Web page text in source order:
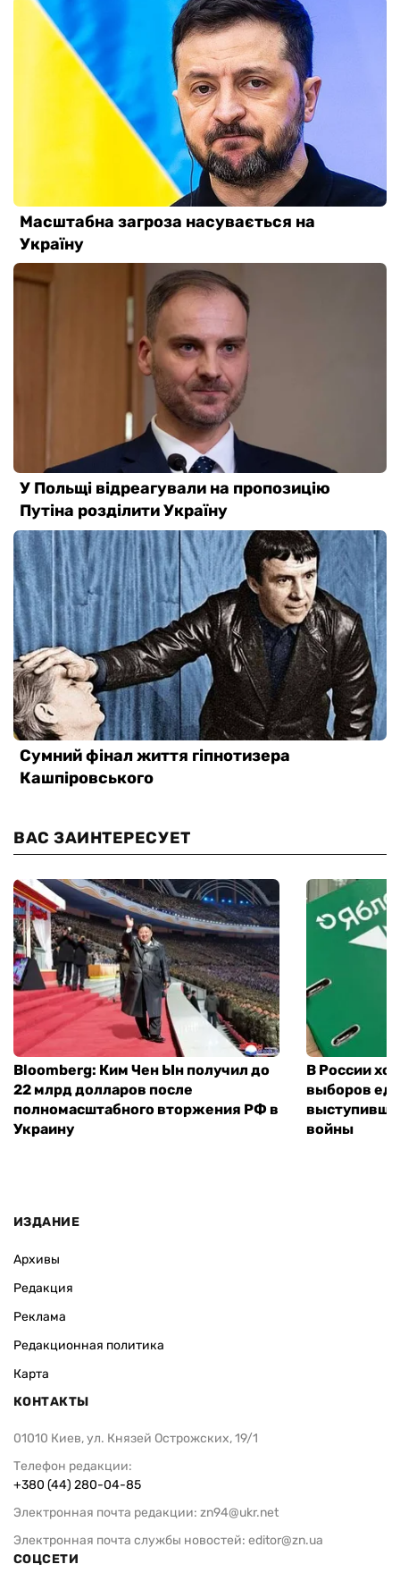
ВАС ЗАИНТЕРЕСУЕТ
Bloomberg: Ким Чен Ын получил до
22 млрд долларов после
полномасштабного вторжения РФ в
Украину
В России
выборов
войны
ИЗДАНИЕ
Архивы
Редакция
Реклама
Редакционная политика
Карта
КОНТАКТЫ
01010 Киев, ул. Князей Острожских, 19/1
Телефон редакции:
+380 (44) 280-04-85
Электронная почта редакции: zn94@ukr.net
Электронная почта службы новостей: editor@zn.ua
СОЦСЕТИ